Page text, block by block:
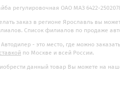
регулировочная ОАО МАЗ 6422-
заказ в регионе Ярославль вы
Список филиалов по продаже
- это место, где можно
по Москве и всей России.
данный товар Вы можете на